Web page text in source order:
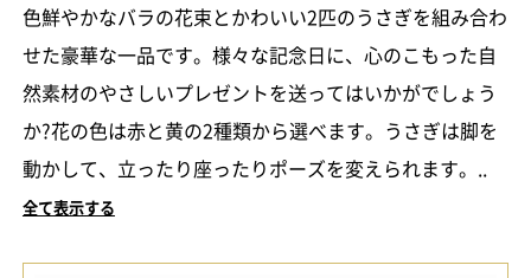
色鮮やかなバラの花束とかわいい2匹のうさぎを組み合わ
せた豪華な一品です。様々な記念日に、心のこもった自
然素材のやさしいプレゼントを送ってはいかがでしょう
か?花の色は赤と黄の2種類から選べます。うさぎは脚を
動かして、立ったり座ったりポーズを変えられます。..
全て表示する